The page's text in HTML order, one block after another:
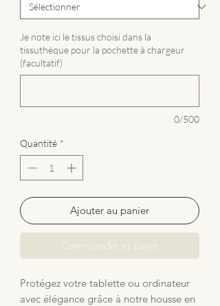
Je note ici le tissus choisi dans la
tissuthèque pour la pochette à chargeur
(facultatif)
0/500
Quantité *
Ajouter au panier
Commander et payer
Protégez votre tablette ou ordinateur
avec élégance grâce à notre housse en